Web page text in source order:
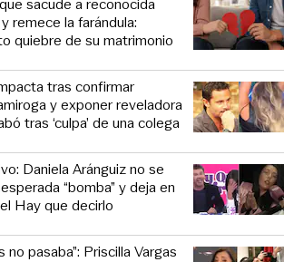
remece la farándula:
quiebre de su matrimonio
tras confirmar
y exponer reveladora
tras ‘culpa’ de una colega
Daniela Aránguiz no se
“bomba” y deja en
Hay que decirlo
no pasaba”: Priscilla Vargas